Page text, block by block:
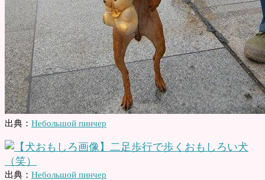
出典： Небольшой пинчер
出典： Небольшой пинчер